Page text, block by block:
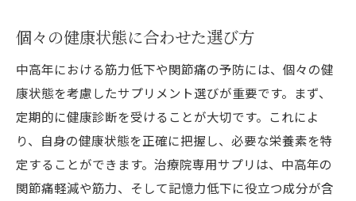
個々の健康状態に合わせた選び方
中高年における筋力低下や関節痛の予防には、個々の健
康状態を考慮したサプリメント選びが重要です。まず、
定期的に健康診断を受けることが大切です。これによ
り、自身の健康状態を正確に把握し、必要な栄養素を特
定することができます。治療院専用サプリは、中高年の
関節痛軽減や筋力、そして記憶力低下に役立つ成分が含